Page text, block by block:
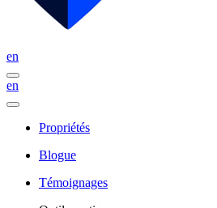
en
en
Propriétés
Blogue
Témoignages